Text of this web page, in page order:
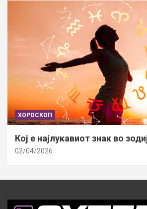
ХОРОСКОП
Кој е најлукавиот знак во
02/04/2026